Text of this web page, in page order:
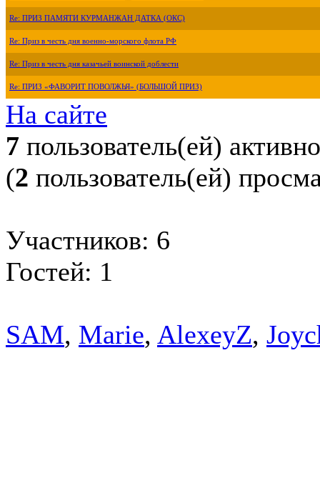
Re: ПРИЗ ПАМЯТИ КУРМАНЖАН ДАТКА (ОКС)
Re: Приз в честь дня военно-морского флота РФ
Re: Приз в честь дня казачьей воинской доблести
Re: ПРИЗ «ФАВОРИТ ПОВОЛЖЬЯ» (БОЛЬШОЙ ПРИЗ)
На сайте
7 пользователь(ей) активно
(2 пользователь(ей)
Участников: 6
Гостей: 1
SAM, Marie, AlexeyZ,